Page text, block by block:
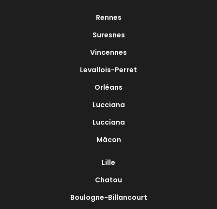
Rennes
Suresnes
Vincennes
Levallois-Perret
Orléans
Lucciana
Lucciana
Mâcon
Lille
Chatou
Boulogne-Billancourt